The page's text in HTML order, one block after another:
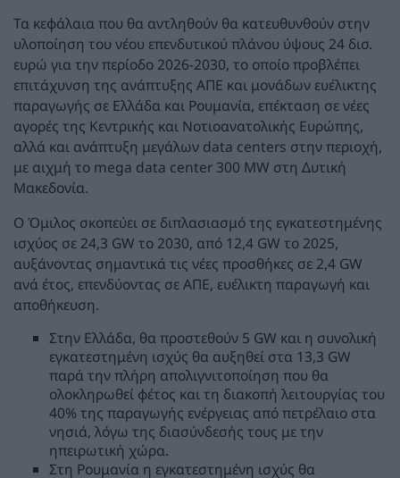
Τα κεφάλαια που θα αντληθούν θα κατευθυνθούν στην
υλοποίηση του νέου επενδυτικού πλάνου ύψους 24 δισ.
ευρώ για την περίοδο 2026-2030, το οποίο προβλέπει
επιτάχυνση της ανάπτυξης ΑΠΕ και μονάδων ευέλικτης
παραγωγής σε Ελλάδα και Ρουμανία, επέκταση σε νέες
αγορές της Κεντρικής και Νοτιοανατολικής Ευρώπης,
αλλά και ανάπτυξη μεγάλων data centers στην περιοχή,
με αιχμή το mega data center 300 MW στη Δυτική
Μακεδονία.
Ο Όμιλος σκοπεύει σε διπλασιασμό της εγκατεστημένης
ισχύος σε 24,3 GW το 2030, από 12,4 GW το 2025,
αυξάνοντας σημαντικά τις νέες προσθήκες σε 2,4 GW
ανά έτος, επενδύοντας σε ΑΠΕ, ευέλικτη παραγωγή και
αποθήκευση.
Στην Ελλάδα, θα προστεθούν 5 GW και η συνολική
εγκατεστημένη ισχύς θα αυξηθεί στα 13,3 GW
παρά την πλήρη απολιγνιτοποίηση που θα
ολοκληρωθεί φέτος και τη διακοπή λειτουργίας του
40% της παραγωγής ενέργειας από πετρέλαιο στα
νησιά, λόγω της διασύνδεσής τους με την
ηπειρωτική χώρα.
Στη Ρουμανία η εγκατεστημένη ισχύς θα